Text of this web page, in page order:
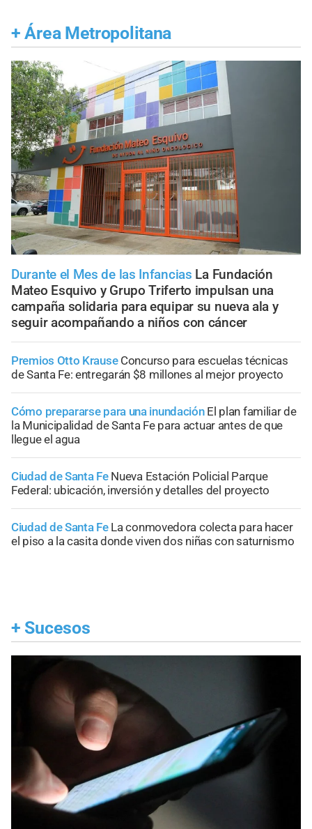
+ Área Metropolitana
Durante el Mes de las Infancias La Fundación
Mateo Esquivo y Grupo Triferto impulsan una
campaña solidaria para equipar su nueva ala y
seguir acompañando a niños con cáncer
Premios Otto Krause Concurso para escuelas técnicas
de Santa Fe: entregarán $8 millones al mejor proyecto
Cómo prepararse para una inundación El plan familiar de
la Municipalidad de Santa Fe para actuar antes de que
llegue el agua
Ciudad de Santa Fe Nueva Estación Policial Parque
Federal: ubicación, inversión y detalles del proyecto
Ciudad de Santa Fe La conmovedora colecta para hacer
el piso a la casita donde viven dos niñas con saturnismo
+ Sucesos